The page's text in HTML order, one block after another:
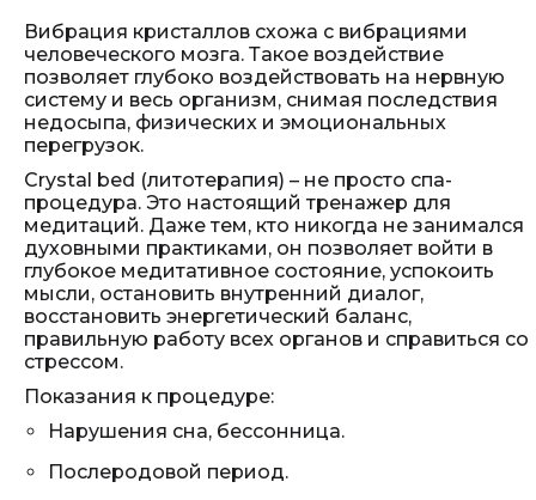
Вибрация кристаллов схожа с вибрациями
человеческого мозга. Такое воздействие
позволяет глубоко воздействовать на нервную
систему и весь организм, снимая последствия
недосыпа, физических и эмоциональных
перегрузок.
Crystal bed (литотерапия) – не просто спа-
процедура. Это настоящий тренажер для
медитаций. Даже тем, кто никогда не занимался
духовными практиками, он позволяет войти в
глубокое медитативное состояние, успокоить
мысли, остановить внутренний диалог,
восстановить энергетический баланс,
правильную работу всех органов и справиться со
стрессом.
Показания к процедуре:
Нарушения сна, бессонница.
Послеродовой период.